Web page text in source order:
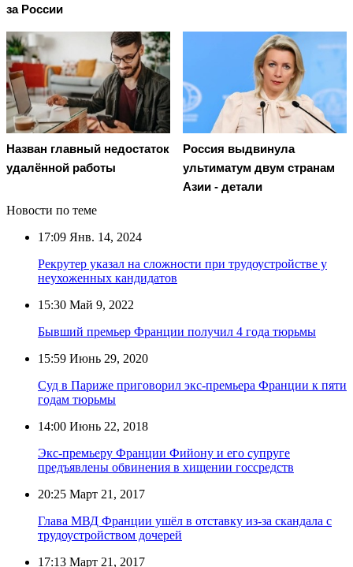
за России
Назван главный недостаток
удалённой работы
Россия выдвинула
ультиматум двум странам
Азии - детали
Новости по теме
17:09 Янв. 14, 2024
Рекрутер указал на сложности при трудоустройстве у
неухоженных кандидатов
15:30 Май 9, 2022
Бывший премьер Франции получил 4 года тюрьмы
15:59 Июнь 29, 2020
Суд в Париже приговорил экс-премьера Франции к пяти
годам тюрьмы
14:00 Июнь 22, 2018
Экс-премьеру Франции Фийону и его супруге
предъявлены обвинения в хищении госсредств
20:25 Март 21, 2017
Глава МВД Франции ушёл в отставку из-за скандала с
трудоустройством дочерей
17:13 Март 21, 2017